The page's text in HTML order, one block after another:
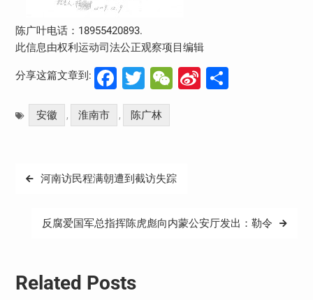
陈广叶电话：18955420893.
此信息由权利运动司法公正观察项目编辑
分享这篇文章到: Facebook
Twitter
WeChat
Sina分
安徽 , 淮南市 , 陈广林
文
河南访民程满朝遭到截访失踪
反腐爱国军总指挥陈虎彪向内蒙公安厅发出：勒令
Related Posts